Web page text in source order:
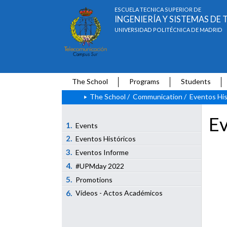
ESCUELA TÉCNICA SUPERIOR DE
INGENIERÍA Y SISTEMAS
UNIVERSIDAD POLITÉCNICA DE MADRID
The School Programs
Students
The School / Communication / Eventos
1. Events
2. Eventos Históricos
3. Eventos Informe
4. #UPMday 2022
5. Promotions
6. Vídeos - Actos Académicos